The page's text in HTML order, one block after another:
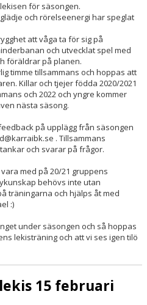
för säsongen.
och rörelseenergi har speglat
att våga ta för sig på
och utvecklat spel med
föräldrar på planen.
timme tillsammans och hoppas att
Killar och tjejer födda 2020/2021
och 2022 och yngre kommer
nästa säsong.
på upplägg från säsongen
. Tillsammans
och svarar på frågor.
med på 20/21 gruppens
behövs inte utan
träningarna och hjälps åt med
:)
under säsongen och så hoppas
lekisträning och att vi ses igen tilö
15 februari